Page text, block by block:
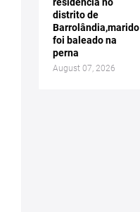
distrito de
Barrolândia,marido
foi baleado na
perna
August 07, 2026